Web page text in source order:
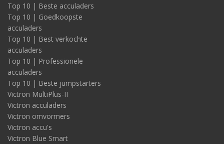
Top 10 | Beste acculaders
Top 10 | Goedkoopste
acculaders
Top 10 | Best verkochte
acculaders
Top 10 | Professionele
acculaders
Top 10 | Beste jumpstarters
Victron MultiPlus-II
Victron acculaders
Victron omvormers
Victron accu's
Victron Blue Smart